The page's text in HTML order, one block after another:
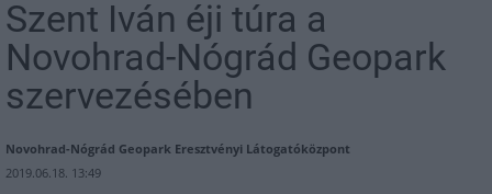
Szent Iván éji túra a
Novohrad-Nógrád Geopark
szervezésében
Novohrad-Nógrád Geopark Eresztvényi Látogatóközpont
2019.06.18. 13:49